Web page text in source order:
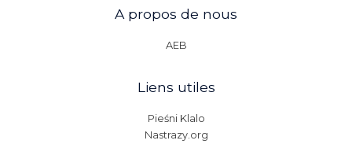
A propos de nous
AEB
Liens utiles
Pieśni Klalo
Nastrazy.org